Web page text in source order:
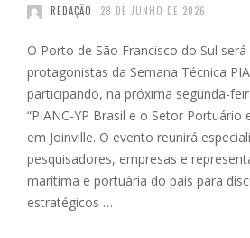
REDAÇÃO 28 DE JUNHO DE 2026
O Porto de São Francisco do Sul
protagonistas da Semana Técnica
participando, na próxima segunda-
“PIANC-YP Brasil e o Setor Portuário
em Joinville. O evento reunirá
pesquisadores, empresas e
marítima e portuária do país para
estratégicos …